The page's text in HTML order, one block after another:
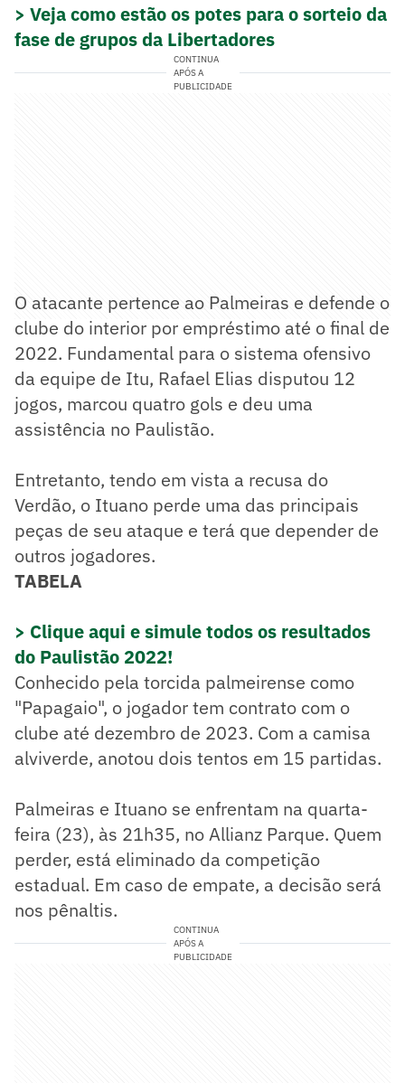
> Veja como estão os potes para o sorteio da
fase de grupos da Libertadores
CONTINUA
APÓS A
PUBLICIDADE
O atacante pertence ao Palmeiras e defende o
clube do interior por empréstimo até o final de
2022. Fundamental para o sistema ofensivo
da equipe de Itu, Rafael Elias disputou 12
jogos, marcou quatro gols e deu uma
assistência no Paulistão.
Entretanto, tendo em vista a recusa do
Verdão, o Ituano perde uma das principais
peças de seu ataque e terá que depender de
outros jogadores.
TABELA
> Clique aqui e simule todos os resultados
do Paulistão 2022!
Conhecido pela torcida palmeirense como
"Papagaio", o jogador tem contrato com o
clube até dezembro de 2023. Com a camisa
alviverde, anotou dois tentos em 15 partidas.
Palmeiras e Ituano se enfrentam na quarta-
feira (23), às 21h35, no Allianz Parque. Quem
perder, está eliminado da competição
estadual. Em caso de empate, a decisão será
nos pênaltis.
CONTINUA
APÓS A
PUBLICIDADE